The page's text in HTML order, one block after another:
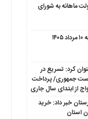
ماهانه به شورای
کرد: تسریع در
جمهوری/ پرداخت
خبر داد: خرید